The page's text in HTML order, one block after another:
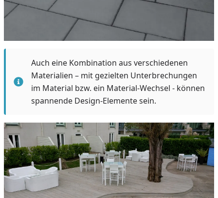
Auch eine Kombination aus verschiedenen
Materialien – mit gezielten Unterbrechungen
im Material bzw. ein Material-Wechsel - können
spannende Design-Elemente sein.